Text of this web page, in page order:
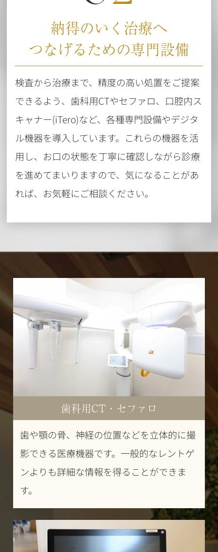
納得のいく治療へ
つなげるための専門設備
検査から治療まで、精度の高い処置をご提案
できるよう、歯科用CTやセファロ、口腔内ス
キャナー(iTero)など、各種専門設備やデジタ
ル機器を導入しています。これらの機器を活
用し、お口の状態を丁寧に確認しながら診療
を進めてまいりますので、気になることがあ
れば、お気軽にご相談ください。
歯科用CT・セファロ
歯や顎の骨、神経の位置などを立体的に撮
影できる医療機器です。一般的なレントゲ
ンよりも詳細な情報を得ることができま
す。